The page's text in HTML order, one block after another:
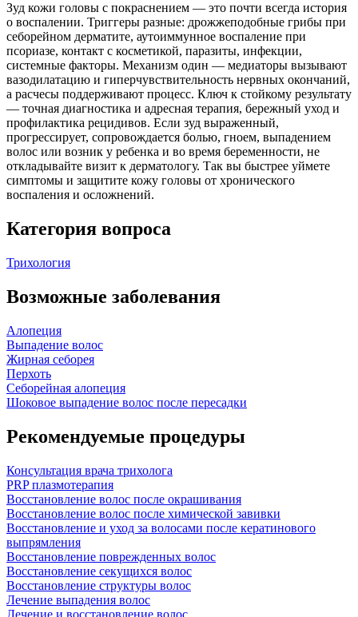
Зуд кожи головы с покраснением — это почти всегда история
о воспалении. Триггеры разные: дрожжеподобные грибы при
себорейном дерматите, аутоиммунное воспаление при
псориазе, контакт с косметикой, паразиты, инфекции,
системные факторы. Механизм один — медиаторы вызывают
вазодилатацию и гиперчувствительность нервных окончаний,
а расчесы поддерживают процесс. Ключ к стойкому результату
— точная диагностика и адресная терапия, бережный уход и
профилактика рецидивов. Если зуд выраженный,
прогрессирует, сопровождается болью, гноем, выпадением
волос или возник у ребенка и во время беременности, не
откладывайте визит к дерматологу. Так вы быстрее уймете
симптомы и защитите кожу головы от хронического
воспаления и осложнений.
Категория вопроса
Трихология
Возможные заболевания
Алопеция
Выпадение волос
Жирная себорея
Перхоть
Себорейная алопеция
Шоковое выпадение волос после пересадки
Рекомендуемые процедуры
Консультация врача трихолога
PRP плазмотерапия
Восстановление волос после окрашивания
Восстановление волос после химической завивки
Восстановление и уход за волосами после кератинового
выпрямления
Восстановление поврежденных волос
Восстановление секущихся волос
Восстановление структуры волос
Лечение выпадения волос
Лечение и восстановление волос